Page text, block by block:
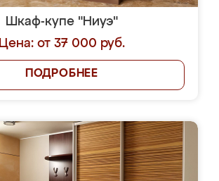
Шкаф-купе "Ниуэ"
Цена: от 37 000 руб.
ПОДРОБНЕЕ